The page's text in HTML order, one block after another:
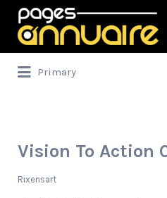
Rechercher:
Primary
Vision To Action
Rixensart